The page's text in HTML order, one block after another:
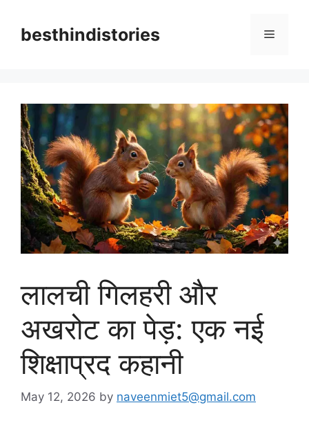
contentbesthindistories Menu
लालची गिलहरी और
अखरोट का पेड़: एक नई
शिक्षाप्रद कहानी
May 12, 2026 by naveenmiet5@gmail.com